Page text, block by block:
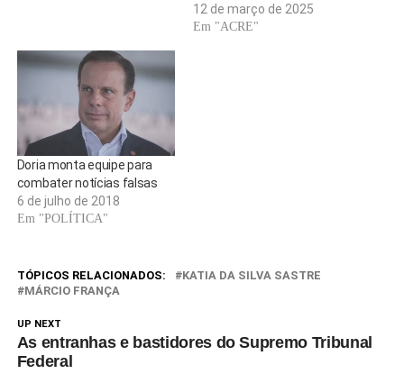
de 39 anos,…
12 de março de 2025
Em "ACRE"
Doria monta equipe para
combater notícias falsas
6 de julho de 2018
Em "POLÍTICA"
TÓPICOS RELACIONADOS:
KATIA DA SILVA SASTRE
MÁRCIO FRANÇA
UP NEXT
As entranhas e bastidores do Supremo Tribunal
Federal